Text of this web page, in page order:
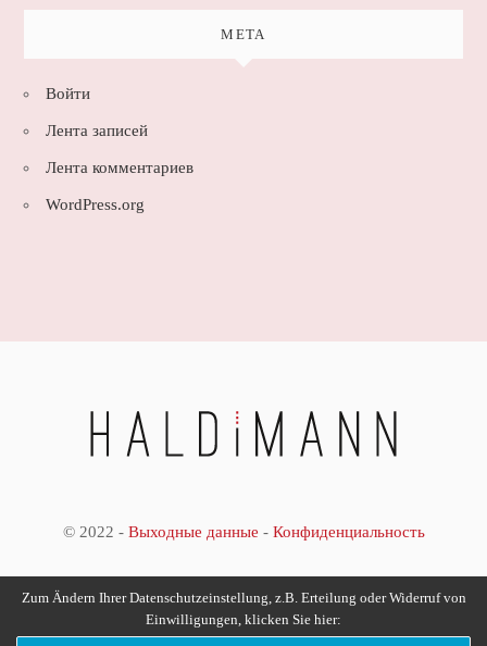
META
Войти
Лента записей
Лента комментариев
WordPress.org
© 2022 - Выходные данные - Конфиденциальность
Zum Ändern Ihrer Datenschutzeinstellung, z.B. Erteilung oder Widerruf von
Einwilligungen, klicken Sie hier: